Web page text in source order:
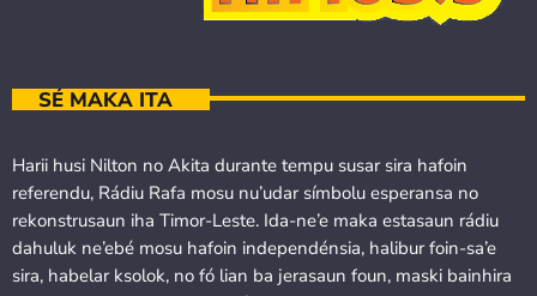
SÉ MAKA ITA
Harii husi Nilton no Akita durante tempu susar sira hafoin
referendu, Rádiu Rafa mosu nu’udar símbolu esperansa no
rekonstrusaun iha Timor-Leste. Ida-ne’e maka estasaun rádiu
dahuluk ne’ebé mosu hafoin independénsia, halibur foin-sa’e
sira, habelar ksolok, no fó lian ba jerasaun foun, maski bainhira